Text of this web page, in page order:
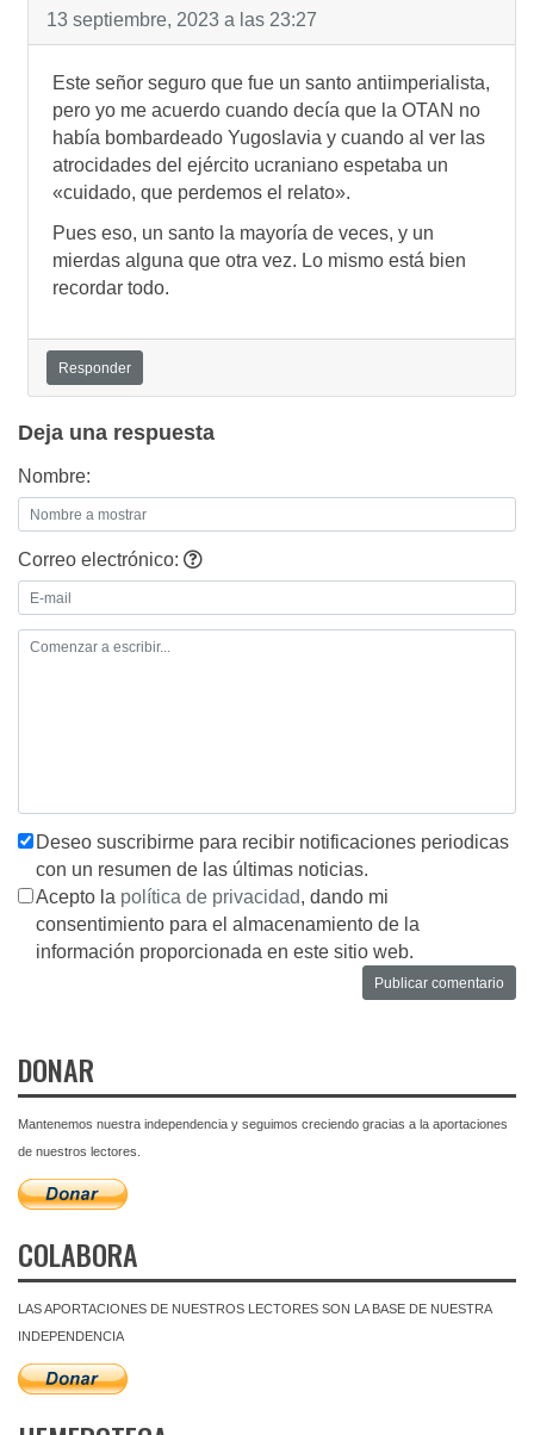
13 septiembre, 2023 a las 23:27
Este señor seguro que fue un santo antiimperialista,
pero yo me acuerdo cuando decía que la OTAN no
había bombardeado Yugoslavia y cuando al ver las
atrocidades del ejército ucraniano espetaba un
«cuidado, que perdemos el relato».
Pues eso, un santo la mayoría de veces, y un
mierdas alguna que otra vez. Lo mismo está bien
recordar todo.
Responder
Deja una respuesta
Nombre:
Correo electrónico:
Deseo suscribirme para recibir notificaciones periodicas
con un resumen de las últimas noticias.
Acepto la política de privacidad, dando mi
consentimiento para el almacenamiento de la
información proporcionada en este sitio web.
DONAR
Mantenemos nuestra independencia y seguimos creciendo gracias a la aportaciones
de nuestros lectores.
COLABORA
LAS APORTACIONES DE NUESTROS LECTORES SON LA BASE DE NUESTRA
INDEPENDENCIA